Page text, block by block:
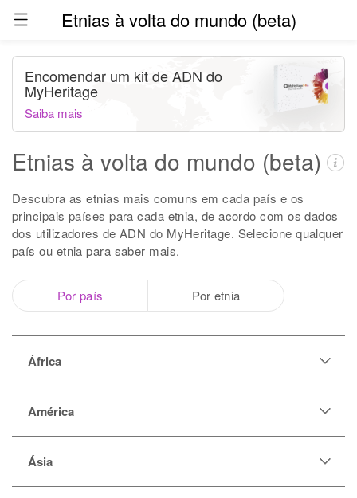
Etnias à volta do mundo (beta)
Etnias à volta do mundo (beta)
Descubra as etnias mais comuns em cada país e os
principais países para cada etnia, de acordo com os dados
dos utilizadores de ADN do MyHeritage. Selecione qualquer
país ou etnia para saber mais.
Por país Por etnia
Encomendar um kit de ADN do
MyHeritage
Saiba mais
África
América
Ásia